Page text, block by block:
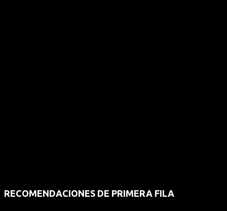
RECOMENDACIONES DE PRIMERA FILA